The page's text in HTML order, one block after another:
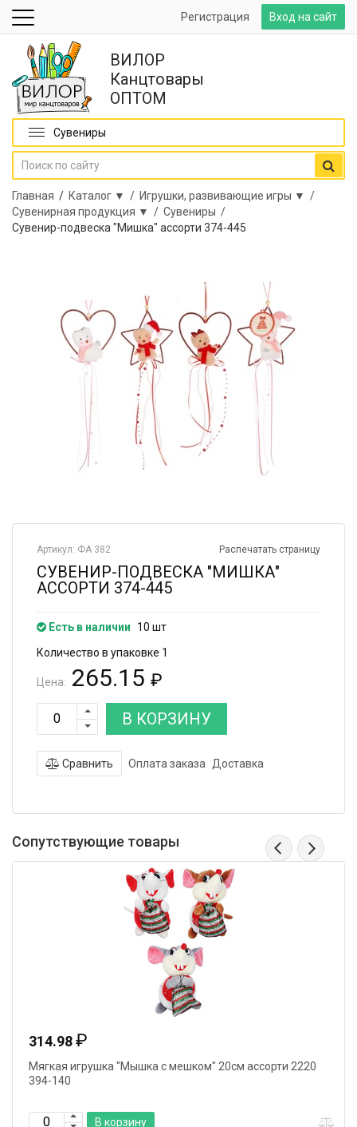
Вход на сайт
Регистрация
ВИЛОР
Канцтовары
ОПТОМ
Сувениры
Главная / Каталог ▼ / Игрушки, развивающие игры ▼ /
Сувенирная продукция ▼ / Сувениры /
Сувенир-подвеска "Мишка" ассорти 374-445
Распечатать страницу
Артикул: ФА 382
СУВЕНИР-ПОДВЕСКА "МИШКА"
АССОРТИ 374-445
Есть в наличии
10 шт
Количество в упаковке 1
Цена: 265.15 ₽
В КОРЗИНУ
Сравнить Оплата заказа Доставка
Сопутствующие товары
314.98₽
Мягкая игрушка "Мышка с мешком" 20см ассорти 2220
394-140
В корзину